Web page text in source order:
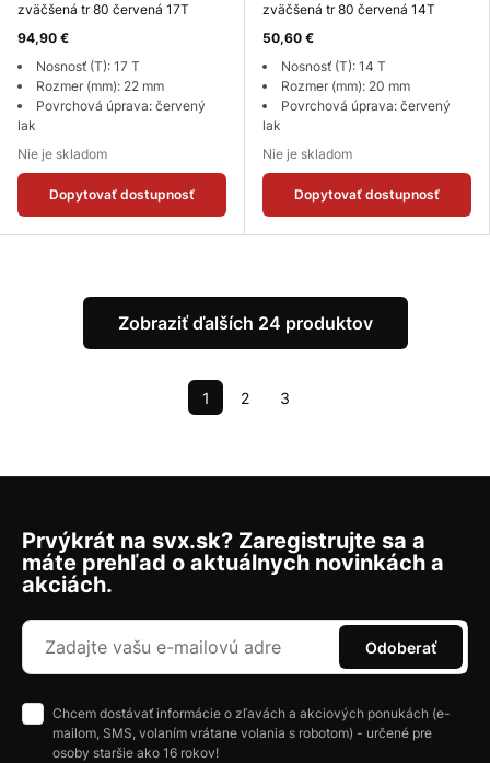
zväčšená tr 80 červená 17T
94,90 €
Nosnosť (T): 17 T
Rozmer (mm): 22 mm
Povrchová úprava: červený
lak
Nie je skladom
Dopytovať dostupnosť
zväčšená tr 80 červená 14T
50,60 €
Nosnosť (T): 14 T
Rozmer (mm): 20 mm
Povrchová úprava: červený
lak
Nie je skladom
Dopytovať dostupnosť
Zobraziť ďalších 24 produktov
1 2 3
Prvýkrát na svx.sk? Zaregistrujte sa a
máte prehľad o aktuálnych novinkách a
akciách.
Odoberať
Chcem dostávať informácie o zľavách a akciových ponukách (e-
mailom, SMS, volaním vrátane volania s robotom) - určené pre
osoby staršie ako 16 rokov!